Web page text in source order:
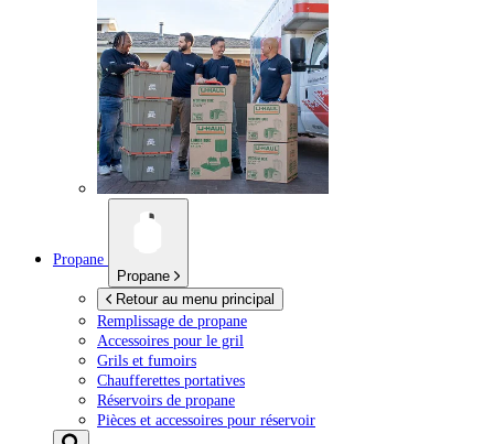
Propane
Propane
Retour au menu principal
Remplissage de propane
Accessoires pour le gril
Grils et fumoirs
Chaufferettes portatives
Réservoirs de propane
Pièces et accessoires pour réservoir